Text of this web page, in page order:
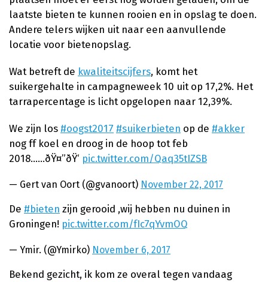
laatste bieten te kunnen rooien en in opslag te doen.
Andere telers wijken uit naar een aanvullende
locatie voor bietenopslag.
Wat betreft de kwaliteitscijfers, komt het
suikergehalte in campagneweek 10 uit op 17,2%. Het
tarrapercentage is licht opgelopen naar 12,39%.
We zijn los #oogst2017 #suikerbieten op de #akker
nog ff koel en droog in de hoop tot feb
2018......ðŸ¤”ðŸ‘ pic.twitter.com/Qaq35tIZSB
— Gert van Oort (@gvanoort) November 22, 2017
De #bieten zijn gerooid ,wij hebben nu duinen in
Groningen! pic.twitter.com/fIc7qYvmOQ
— Ymir. (@Ymirko) November 6, 2017
Bekend gezicht, ik kom ze overal tegen vandaag